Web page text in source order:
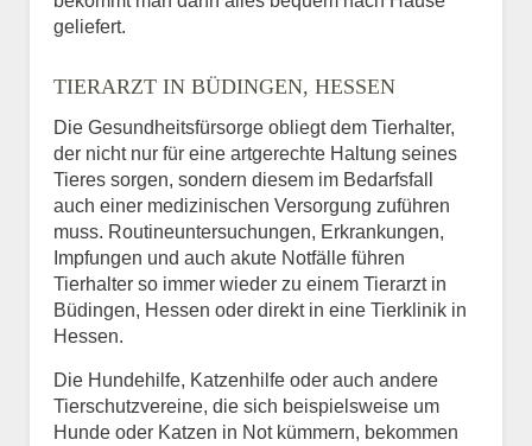
geliefert.
TIERARZT IN BÜDINGEN, HESSEN
Die Gesundheitsfürsorge obliegt dem Tierhalter,
der nicht nur für eine artgerechte Haltung seines
Tieres sorgen, sondern diesem im Bedarfsfall
auch einer medizinischen Versorgung zuführen
muss. Routineuntersuchungen, Erkrankungen,
Impfungen und auch akute Notfälle führen
Tierhalter so immer wieder zu einem Tierarzt in
Büdingen, Hessen oder direkt in eine Tierklinik in
Hessen.
Die Hundehilfe, Katzenhilfe oder auch andere
Tierschutzvereine, die sich beispielsweise um
Hunde oder Katzen in Not kümmern, bekommen